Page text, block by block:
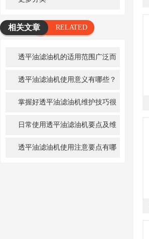
相关文章
RELATED
透平油滤油机的适用范围广泛而
重要透平油滤油机使用意义有哪些？
掌握好透平油滤油机维护技巧很
重要日常使用透平油滤油机要点及维
护，你知道多少
透平油滤油机使用注意要点有哪